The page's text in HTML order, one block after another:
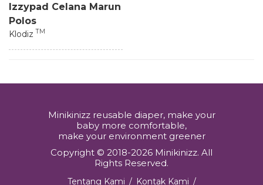
Izzypad Celana Marun
Polos
Klodiz TM
Minikinizz reusable diaper, make your
baby more comfortable,
make your environment greener
Copyright © 2018-2026 Minikinizz. All
Rights Reserved.
Tentang Kami / Kontak Kami /